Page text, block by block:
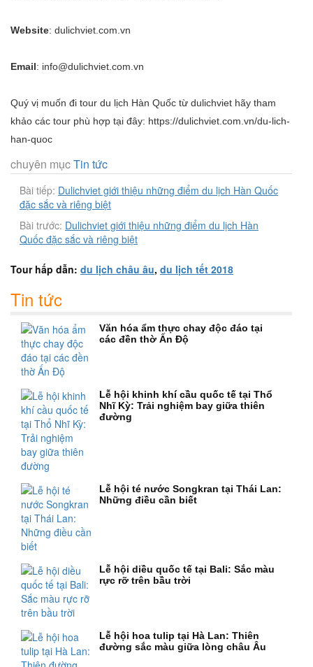
Website: dulichviet.com.vn
Email: info@dulichviet.com.vn
Quý vị muốn đi tour du lịch Hàn Quốc từ dulichviet hãy tham
khảo các tour phù hợp tại đây: https://dulichviet.com.vn/du-lich-
han-quoc
chuyên mụcTin tức
Bài tiếp: Dulichviet giới thiệu những điểm du lịch Hàn Quốc
đặc sắc và riêng biệt
Bài trước: Dulichviet giới thiệu những điểm du lịch Hàn
Quốc đặc sắc và riêng biệt
Tour hấp dẫn: du lịch châu âu, du lịch tết 2018
Tin tức
Văn hóa ẩm thực chay độc đáo tại
các đền thờ Ấn Độ
Lễ hội khinh khí cầu quốc tế tại Thổ
Nhĩ Kỳ: Trải nghiệm bay giữa thiên
đường
Lễ hội té nước Songkran tại Thái Lan:
Những điều cần biết
Lễ hội diều quốc tế tại Bali: Sắc màu
rực rỡ trên bầu trời
Lễ hội hoa tulip tại Hà Lan: Thiên
đường sắc màu giữa lòng châu Âu